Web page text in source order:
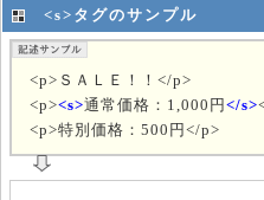
<s>タグのサンプル
<p>ＳＡＬＥ！！</p>
<p><s>通常価格：1,000円</s>
<p>特別価格：500円</p>